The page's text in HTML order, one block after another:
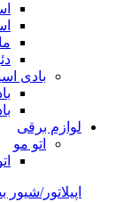
بادی
لوازم برقی
اتو مو
اپیلاتور/شیور